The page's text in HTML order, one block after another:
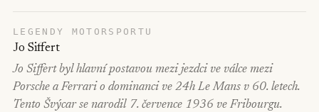
LEGENDY MOTORSPORTU
Jo Siffert
Jo Siffert byl hlavní postavou mezi jezdci ve válce mezi
Porsche a Ferrari o dominanci ve 24h Le Mans v 60. letech.
Tento Švýcar se narodil 7. července 1936 ve Fribourgu.